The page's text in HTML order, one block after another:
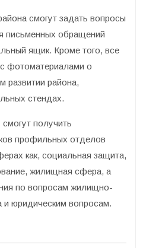
смогут задать вопросы
письменных обращений
ящик. Кроме того, все
фотоматериалами о
развитии района,
стендах.
получить
профильных отделов
как, социальная защита,
жилищная сфера, а
по вопросам жилищно-
и юридическим вопросам.